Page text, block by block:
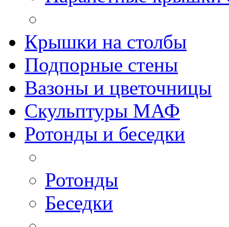
Крышки на столбы
Подпорные стены
Вазоны и цветочницы
Скульптуры МАФ
Ротонды и беседки
Ротонды
Беседки